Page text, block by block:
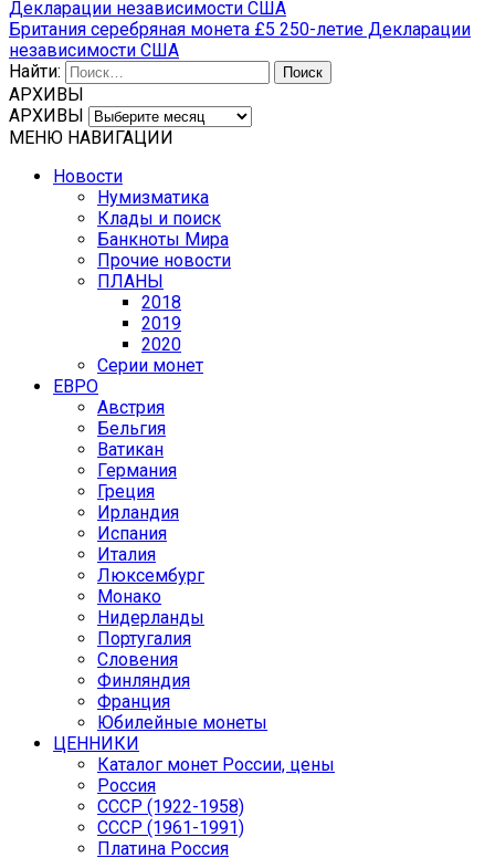
Британия серебряная монета £5 250-летие Декларации
независимости США
Найти:
АРХИВЫ
АРХИВЫ
МЕНЮ НАВИГАЦИИ
Новости
Нумизматика
Клады и поиск
Банкноты Мира
Прочие новости
ПЛАНЫ
2018
2019
2020
Серии монет
ЕВРО
Австрия
Бельгия
Ватикан
Германия
Греция
Ирландия
Испания
Италия
Люксембург
Монако
Нидерланды
Португалия
Словения
Финляндия
Франция
Юбилейные монеты
ЦЕННИКИ
Каталог монет России, цены
Россия
СССР (1922-1958)
CCCР (1961-1991)
Платина Россия